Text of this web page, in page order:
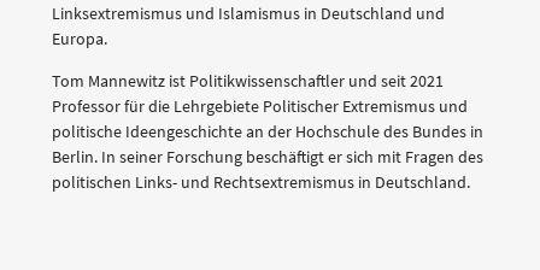
Linksextremismus und Islamismus in Deutschland und
Europa.
Tom Mannewitz ist Politikwissenschaftler und seit 2021
Professor für die Lehrgebiete Politischer Extremismus und
politische Ideengeschichte an der Hochschule des Bundes in
Berlin. In seiner Forschung beschäftigt er sich mit Fragen des
politischen Links- und Rechtsextremismus in Deutschland.